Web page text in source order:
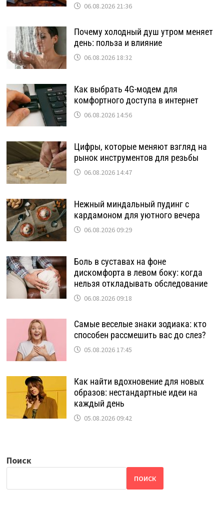
06.08.2026 21:36
Почему холодный душ утром меняет
день: польза и влияние
06.08.2026 18:32
Как выбрать 4G-модем для
комфортного доступа в интернет
06.08.2026 14:56
Цифры, которые меняют взгляд на
рынок инструментов для резьбы
06.08.2026 14:47
Нежный миндальный пудинг с
кардамоном для уютного вечера
06.08.2026 09:29
Боль в суставах на фоне
дискомфорта в левом боку: когда
нельзя откладывать обследование
06.08.2026 09:18
Самые веселые знаки зодиака: кто
способен рассмешить вас до слез?
05.08.2026 17:45
Как найти вдохновение для новых
образов: нестандартные идеи на
каждый день
05.08.2026 09:42
Поиск
ПОИСК